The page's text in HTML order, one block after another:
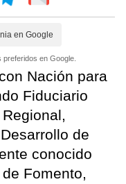
en Google
en Google.
Nación para
Fiduciario
de
conocido
Fomento,